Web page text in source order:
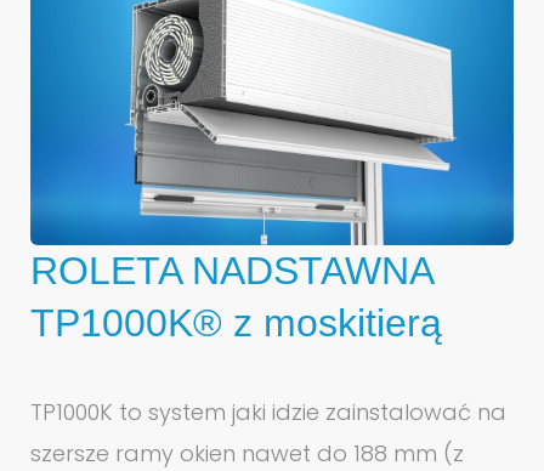
ROLETA NADSTAWNA
TP1000K® z moskitierą
TP1000K to system jaki idzie zainstalować na
szersze ramy okien nawet do 188 mm (z